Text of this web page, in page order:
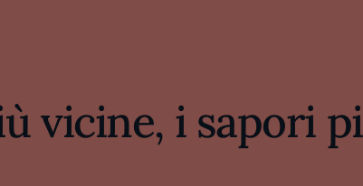
vicine, i sapori